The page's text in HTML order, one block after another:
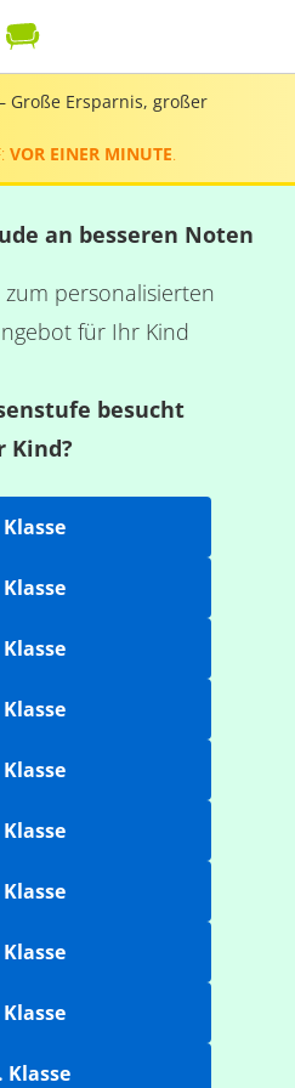
Große Ersparnis, großer
VOR EINER MINUTE
an besseren Noten
personalisierten
für Ihr Kind
besucht
Kind?
Klasse
Klasse